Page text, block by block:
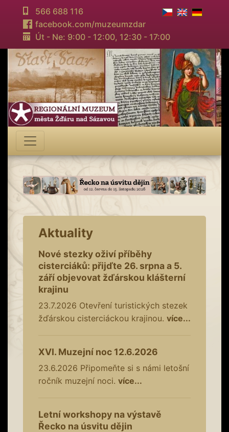
566 688 116
facebook.com/muzeumzdar
Út - Ne: 9:00 - 12:00, 12:30 - 17:00
Aktuality
Nové stezky oživí příběhy
cisterciáků: přijďte 26. srpna a 5.
září objevovat žďárskou klášterní
krajinu
23.7.2026 Otevření turistických stezek
žďárskou cisterciáckou krajinou. více...
XVI. Muzejní noc 12.6.2026
23.6.2026 Připomeňte si s námi letošní
ročník muzejní noci. více...
Letní workshopy na výstavě
Řecko na úsvitu dějin